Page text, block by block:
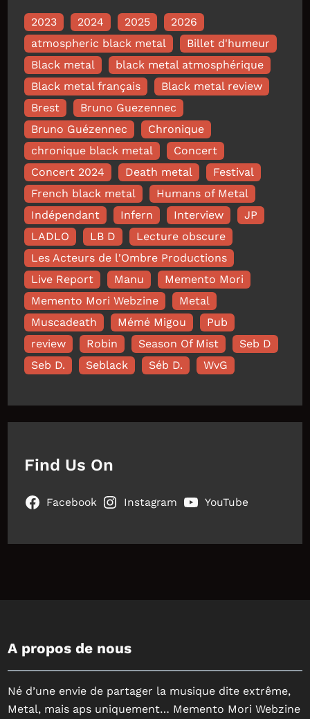
2023 2024 2025
2026
atmospheric black metal
Billet d'humeur
Black metal
black metal atmosphérique
Black metal français
Black metal review
Brest
Bruno Guezennec
Bruno Guézennec
Chronique
chronique black metal
Concert
Concert 2024
Death metal
Festival
French black metal
Humans of Metal
Indépendant
Infern Interview
JP
LADLO
LB D
Lecture obscure
Les Acteurs de l'Ombre Productions
Live Report
Manu
Memento Mori
Memento Mori Webzine
Metal
Muscadeath
Mémé Migou
Pub
review
Robin Season Of Mist
Seb D
Seb D.
Seblack Séb D. WvG
Find Us On
Facebook Instagram YouTube
A propos de nous
Né d’une envie de partager la musique dite extrême,
Metal, mais aps uniquement… Memento Mori Webzine